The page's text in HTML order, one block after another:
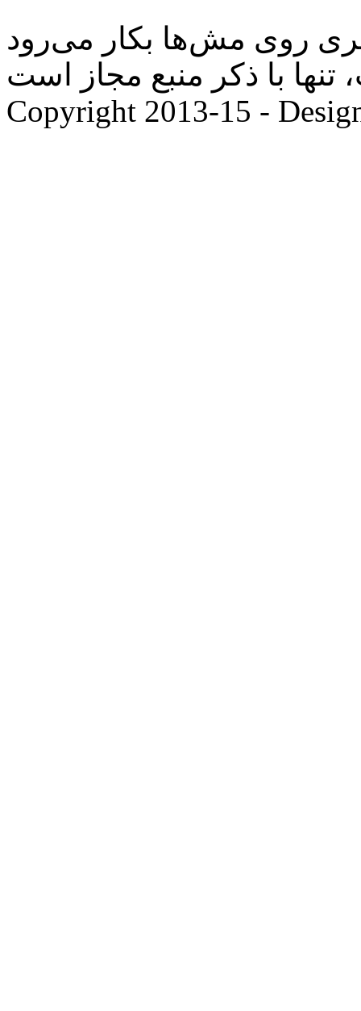
با ذکر منبع مجاز است. |
Copyright 2013-15 -